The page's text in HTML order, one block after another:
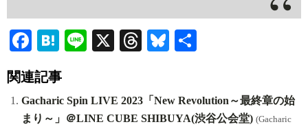
Fa
ce
bo
ok
H
en
a
Li
X
T
ds
Bl
y
関連記事
Gacharic Spin LIVE 2023「New Revolution～最終章の始
まり～」＠LINE CUBE SHIBUYA(渋谷公会堂) (Gacharic